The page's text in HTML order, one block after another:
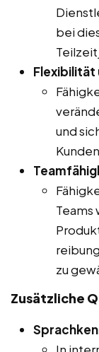
bei
Flexibilität
und
Teams
zu
Zusätzliche